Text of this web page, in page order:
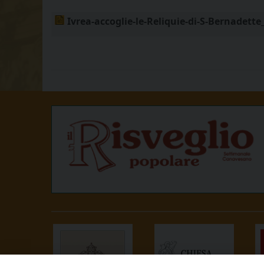
Ivrea-accoglie-le-Reliquie-di-S-